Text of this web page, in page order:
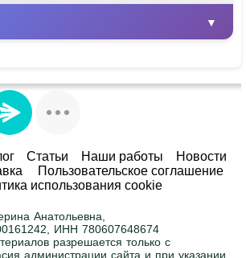
от одного изделия, не
большими объемами.
и цвета
любой товар под ваше
Ширина, высота, глубина — по
Покраска в любой цвет RAL
Статьи Наши работы
Новости
Пользовательское соглашение
использования cookie
Анатольевна,
ИНН 780607648674
разрешается только с
администрации сайта и при указании